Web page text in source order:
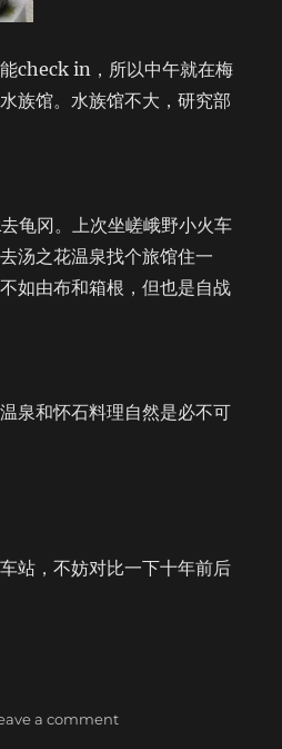
check in，所以中午就在梅
族馆。水族馆不大，研究部
龟冈。上次坐嵯峨野小火车
汤之花温泉找个旅馆住一
如由布和箱根，但也是自战
泉和怀石料理自然是必不可
站，不妨对比一下十年前后
a commenton